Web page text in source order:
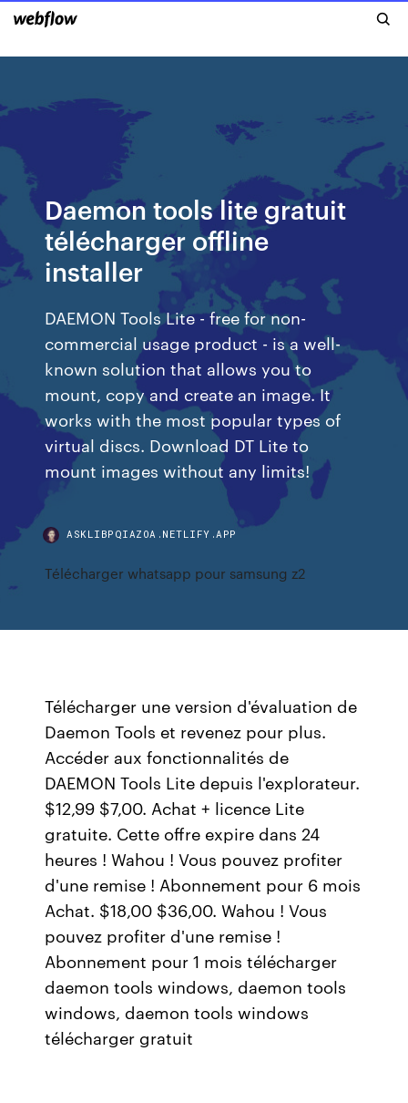
Daemon tools lite gratuit
télécharger offline
installer
DAEMON Tools Lite - free for non-
commercial usage product - is a well-
known solution that allows you to
mount, copy and create an image. It
works with the most popular types of
virtual discs. Download DT Lite to
mount images without any limits!
ASKLIBPQIAZOA.NETLIFY.APP
Télécharger whatsapp pour samsung z2
Télécharger une version d'évaluation de
Daemon Tools et revenez pour plus.
Accéder aux fonctionnalités de
DAEMON Tools Lite depuis l'explorateur.
$12,99 $7,00. Achat + licence Lite
gratuite. Cette offre expire dans 24
heures ! Wahou ! Vous pouvez profiter
d'une remise ! Abonnement pour 6 mois
Achat. $18,00 $36,00. Wahou ! Vous
pouvez profiter d'une remise !
Abonnement pour 1 mois télécharger
daemon tools windows, daemon tools
windows, daemon tools windows
télécharger gratuit